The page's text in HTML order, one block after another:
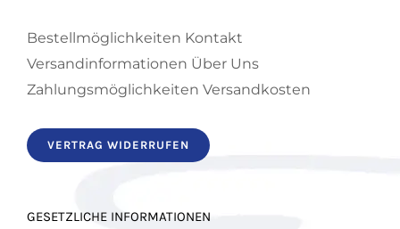
Bestellmöglichkeiten Kontakt
Versandinformationen Über Uns
Zahlungsmöglichkeiten Versandkosten
VERTRAG WIDERRUFEN
GESETZLICHE INFORMATIONEN